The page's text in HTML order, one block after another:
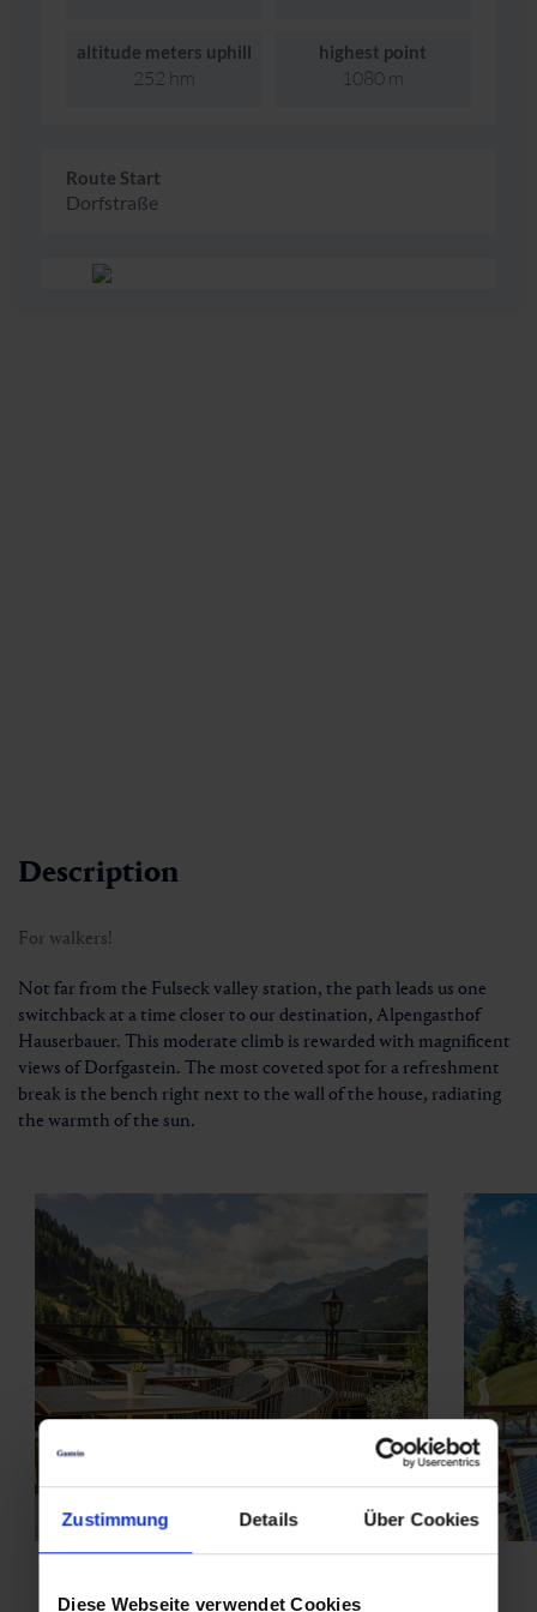
Zustimmung Details Über Cookies
Diese Webseite verwendet Cookies
altitude meters uphill
252 hm
highest point
1080 m
Route Start
Dorfstraße
Description
For walkers!
Not far from the Fulseck valley station, the path leads us one
switchback at a time closer to our destination, Alpengasthof
Hauserbauer. This moderate climb is rewarded with magnificent
views of Dorfgastein. The most coveted spot for a refreshment
break is the bench right next to the wall of the house, radiating
the warmth of the sun.